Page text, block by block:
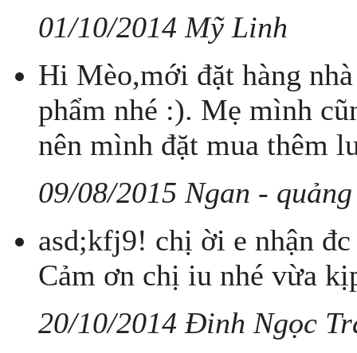
01/10/2014 Mỹ Linh
Hi Mèo,mới đặt hàng
phẩm nhé :). Mẹ mình
nên mình đặt mua thêm
09/08/2015 Ngan -
asd;kfj9! chị ời e nhận
Cảm ơn chị iu nhé vừa
20/10/2014 Đinh Ngọc